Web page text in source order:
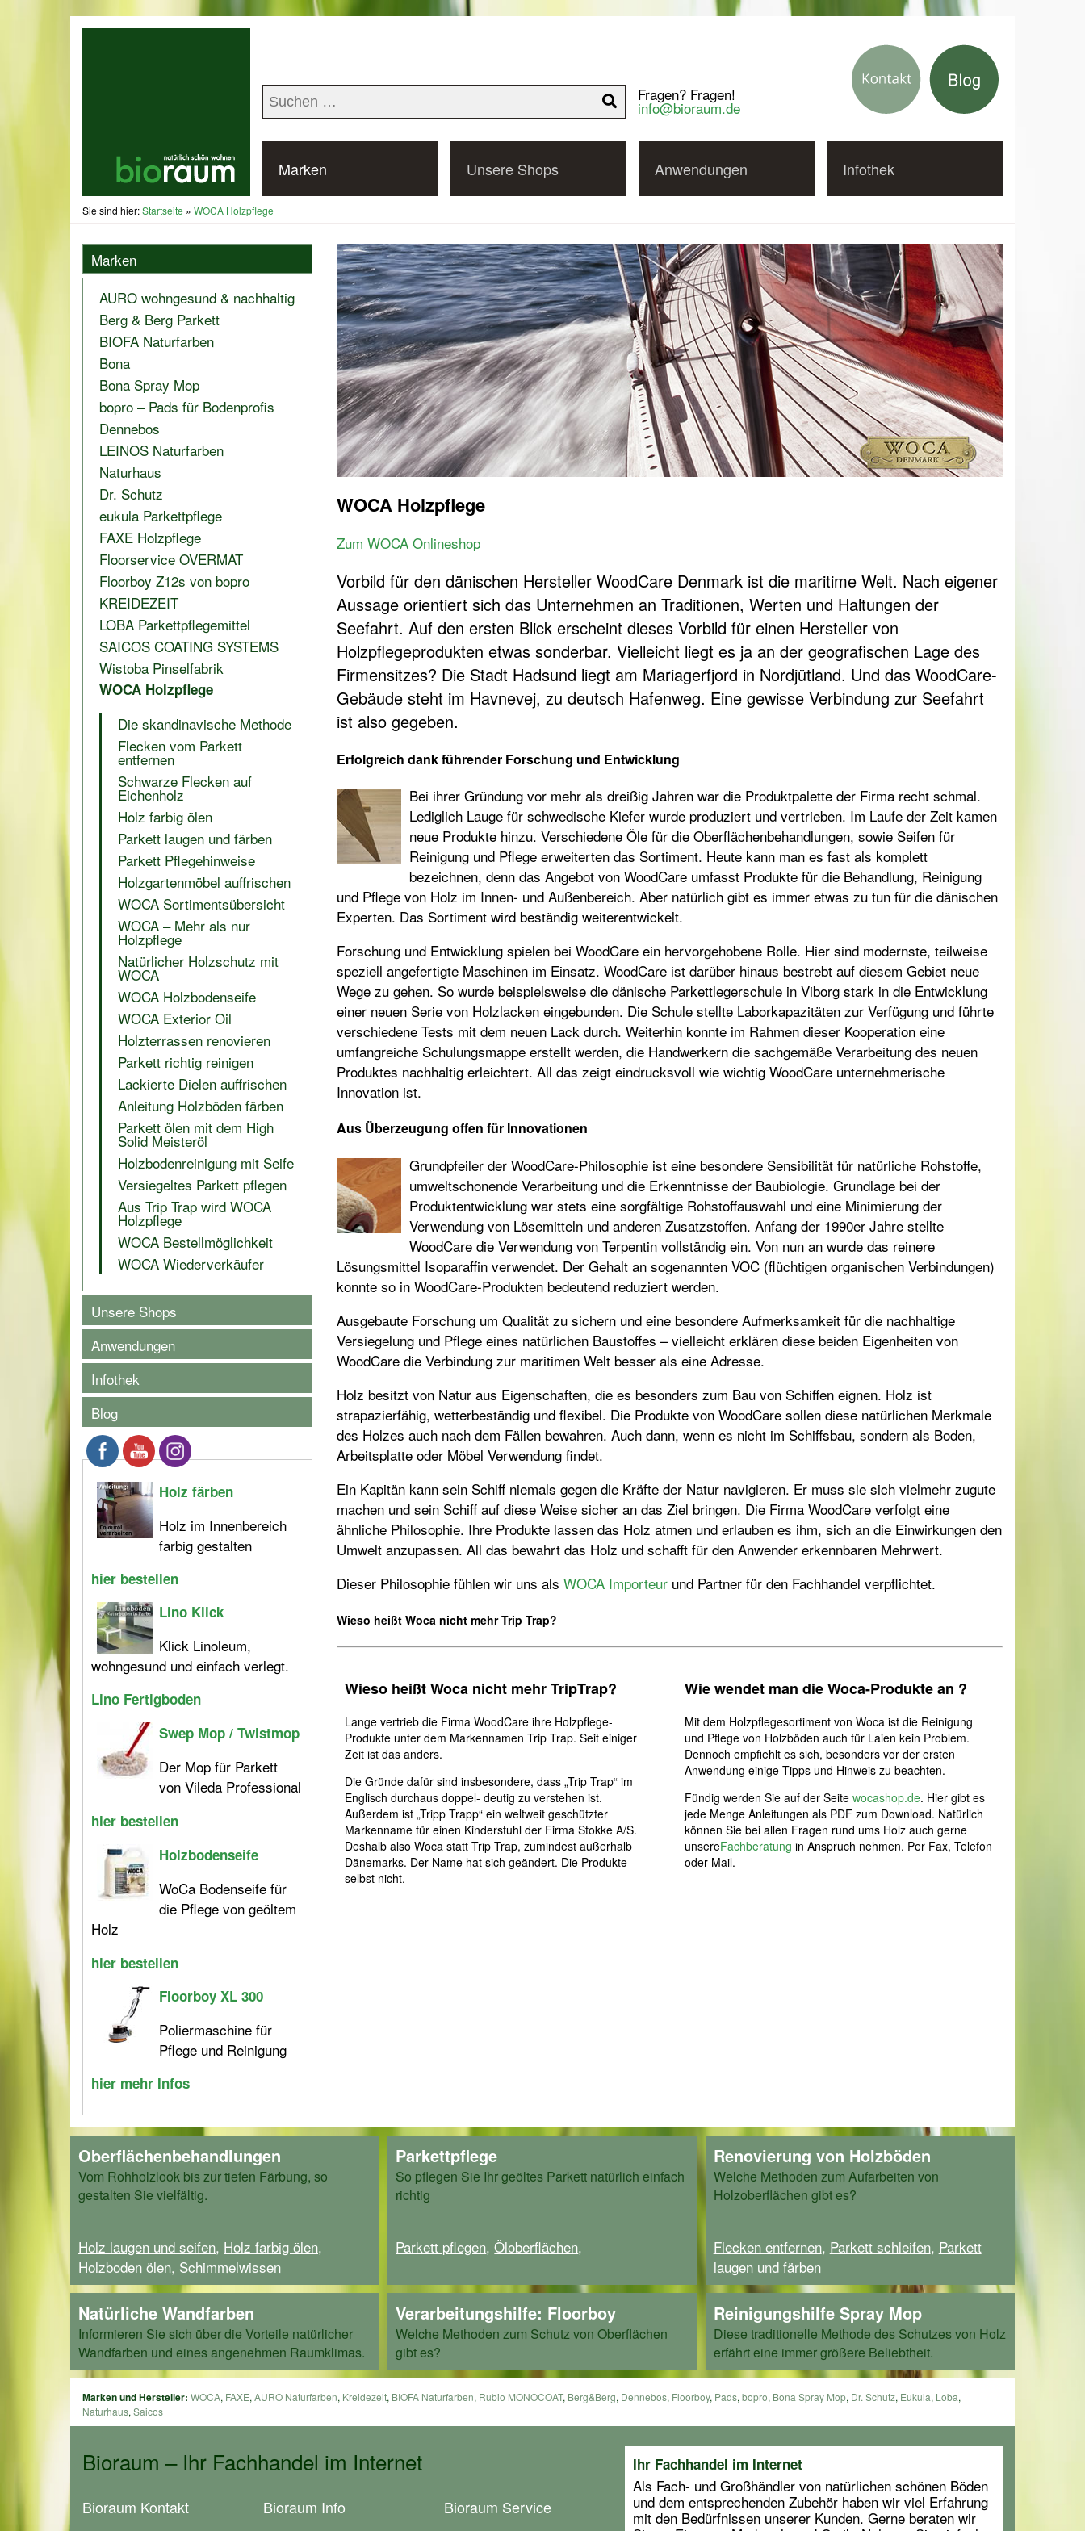
Fragen? Fragen!
info@bioraum.de
Marken Unsere Shops Anwendungen Infothek
Sie sind hier:Startseite » WOCA Holzpflege
WOCA Holzpflege
Zum WOCA Onlineshop
Vorbild für den dänischen Hersteller WoodCare Denmark ist die maritime Welt. Nach eigener
Aussage orientiert sich das Unternehmen an Traditionen, Werten und Haltungen der
Seefahrt. Auf den ersten Blick erscheint dieses Vorbild für einen Hersteller von
Holzpflegeprodukten etwas sonderbar. Vielleicht liegt es ja an der geografischen Lage des
Firmensitzes? Die Stadt Hadsund liegt am Mariagerfjord in Nordjütland. Und das WoodCare-
Gebäude steht im Havnevej, zu deutsch Hafenweg. Eine gewisse Verbindung zur Seefahrt
ist also gegeben.
Erfolgreich dank führender Forschung und Entwicklung
Bei ihrer Gründung vor mehr als dreißig Jahren war die Produktpalette der Firma recht schmal.
Lediglich Lauge für schwedische Kiefer wurde produziert und vertrieben. Im Laufe der Zeit kamen
neue Produkte hinzu. Verschiedene Öle für die Oberflächenbehandlungen, sowie Seifen für
Reinigung und Pflege erweiterten das Sortiment. Heute kann man es fast als komplett
bezeichnen, denn das Angebot von WoodCare umfasst Produkte für die Behandlung, Reinigung
und Pflege von Holz im Innen- und Außenbereich. Aber natürlich gibt es immer etwas zu tun für die dänischen
Experten. Das Sortiment wird beständig weiterentwickelt.
Forschung und Entwicklung spielen bei WoodCare ein hervorgehobene Rolle. Hier sind modernste, teilweise
speziell angefertigte Maschinen im Einsatz. WoodCare ist darüber hinaus bestrebt auf diesem Gebiet neue
Wege zu gehen. So wurde beispielsweise die dänische Parkettlegerschule in Viborg stark in die Entwicklung
einer neuen Serie von Holzlacken eingebunden. Die Schule stellte Laborkapazitäten zur Verfügung und führte
verschiedene Tests mit dem neuen Lack durch. Weiterhin konnte im Rahmen dieser Kooperation eine
umfangreiche Schulungsmappe erstellt werden, die Handwerkern die sachgemäße Verarbeitung des neuen
Produktes nachhaltig erleichtert. All das zeigt eindrucksvoll wie wichtig WoodCare unternehmerische
Innovation ist.
Aus Überzeugung offen für Innovationen
Grundpfeiler der WoodCare-Philosophie ist eine besondere Sensibilität für natürliche Rohstoffe,
umweltschonende Verarbeitung und die Erkenntnisse der Baubiologie. Grundlage bei der
Produktentwicklung war stets eine sorgfältige Rohstoffauswahl und eine Minimierung der
Verwendung von Lösemitteln und anderen Zusatzstoffen. Anfang der 1990er Jahre stellte
WoodCare die Verwendung von Terpentin vollständig ein. Von nun an wurde das reinere
Lösungsmittel Isoparaffin verwendet. Der Gehalt an sogenannten VOC (flüchtigen organischen Verbindungen)
konnte so in WoodCare-Produkten bedeutend reduziert werden.
Ausgebaute Forschung um Qualität zu sichern und eine besondere Aufmerksamkeit für die nachhaltige
Versiegelung und Pflege eines natürlichen Baustoffes – vielleicht erklären diese beiden Eigenheiten von
WoodCare die Verbindung zur maritimen Welt besser als eine Adresse.
Holz besitzt von Natur aus Eigenschaften, die es besonders zum Bau von Schiffen eignen. Holz ist
strapazierfähig, wetterbeständig und flexibel. Die Produkte von WoodCare sollen diese natürlichen Merkmale
des Holzes auch nach dem Fällen bewahren. Auch dann, wenn es nicht im Schiffsbau, sondern als Boden,
Arbeitsplatte oder Möbel Verwendung findet.
Ein Kapitän kann sein Schiff niemals gegen die Kräfte der Natur navigieren. Er muss sie sich vielmehr zugute
machen und sein Schiff auf diese Weise sicher an das Ziel bringen. Die Firma WoodCare verfolgt eine
ähnliche Philosophie. Ihre Produkte lassen das Holz atmen und erlauben es ihm, sich an die Einwirkungen den
Umwelt anzupassen. All das bewahrt das Holz und schafft für den Anwender erkennbaren Mehrwert.
Dieser Philosophie fühlen wir uns als WOCA Importeur und Partner für den Fachhandel verpflichtet.
Wieso heißt Woca nicht mehr Trip Trap?
Wieso heißt Woca nicht mehr TripTrap?
Lange vertrieb die Firma WoodCare ihre Holzpflege-
Produkte unter dem Markennamen Trip Trap. Seit einiger
Zeit ist das anders.
Die Gründe dafür sind insbesondere, dass „Trip Trap“ im
Englisch durchaus doppel- deutig zu verstehen ist.
Außerdem ist „Tripp Trapp“ ein weltweit geschützter
Markenname für einen Kinderstuhl der Firma Stokke A/S.
Deshalb also Woca statt Trip Trap, zumindest außerhalb
Dänemarks. Der Name hat sich geändert. Die Produkte
selbst nicht.
Wie wendet man die Woca-Produkte an ?
Mit dem Holzpflegesortiment von Woca ist die Reinigung
und Pflege von Holzböden auch für Laien kein Problem.
Dennoch empfiehlt es sich, besonders vor der ersten
Anwendung einige Tipps und Hinweis zu beachten.
Fündig werden Sie auf der Seite wocashop.de. Hier gibt es
jede Menge Anleitungen als PDF zum Download. Natürlich
können Sie bei allen Fragen rund ums Holz auch gerne
unsereFachberatung in Anspruch nehmen. Per Fax, Telefon
oder Mail.
Marken
AURO wohngesund & nachhaltig
Berg & Berg Parkett
BIOFA Naturfarben
Bona
Bona Spray Mop
bopro – Pads für Bodenprofis
Dennebos
LEINOS Naturfarben
Naturhaus
Dr. Schutz
eukula Parkettpflege
FAXE Holzpflege
Floorservice OVERMAT
Floorboy Z12s von bopro
KREIDEZEIT
LOBA Parkettpflegemittel
SAICOS COATING SYSTEMS
Wistoba Pinselfabrik
WOCA Holzpflege
Die skandinavische Methode
Flecken vom Parkett
entfernen
Schwarze Flecken auf
Eichenholz
Holz farbig ölen
Parkett laugen und färben
Parkett Pflegehinweise
Holzgartenmöbel auffrischen
WOCA Sortimentsübersicht
WOCA – Mehr als nur
Holzpflege
Natürlicher Holzschutz mit
WOCA
WOCA Holzbodenseife
WOCA Exterior Oil
Holzterrassen renovieren
Parkett richtig reinigen
Lackierte Dielen auffrischen
Anleitung Holzböden färben
Parkett ölen mit dem High
Solid Meisteröl
Holzbodenreinigung mit Seife
Versiegeltes Parkett pflegen
Aus Trip Trap wird WOCA
Holzpflege
WOCA Bestellmöglichkeit
WOCA Wiederverkäufer
Unsere Shops
Anwendungen
Infothek
Blog
Holz färben
Holz im Innenbereich
farbig gestalten
hier bestellen
Lino Klick
Klick Linoleum,
wohngesund und einfach verlegt.
Lino Fertigboden
Swep Mop / Twistmop
Der Mop für Parkett
von Vileda Professional
hier bestellen
Holzbodenseife
WoCa Bodenseife für
die Pflege von geöltem
Holz
hier bestellen
Floorboy XL 300
Poliermaschine für
Pflege und Reinigung
hier mehr Infos
Oberflächenbehandlungen
Vom Rohholzlook bis zur tiefen Färbung, so
gestalten Sie vielfältig.
Holz laugen und seifen, Holz farbig ölen,
Holzboden ölen, Schimmelwissen
Parkettpflege
So pflegen Sie Ihr geöltes Parkett natürlich einfach
richtig
Parkett pflegen,Öloberflächen,
Renovierung von Holzböden
Welche Methoden zum Aufarbeiten von
Holzoberflächen gibt es?
Flecken entfernen, Parkett schleifen, Parkett
laugen und färben
Natürliche Wandfarben
Informieren Sie sich über die Vorteile natürlicher
Wandfarben und eines angenehmen Raumklimas.
Verarbeitungshilfe: Floorboy
Welche Methoden zum Schutz von Oberflächen
gibt es?
Reinigungshilfe Spray Mop
Diese traditionelle Methode des Schutzes von Holz
erfährt eine immer größere Beliebtheit.
Marken und Hersteller: WOCA, FAXE, AURO Naturfarben, Kreidezeit, BIOFA Naturfarben, Rubio MONOCOAT, Berg&Berg, Dennebos, Floorboy, Pads, bopro, Bona Spray Mop, Dr. Schutz, Eukula, Loba,
Naturhaus, Saicos
Bioraum – Ihr Fachhandel im Internet
Bioraum Kontakt Bioraum Info Bioraum Service
Ihr Fachhandel im Internet
Als Fach- und Großhändler von natürlichen schönen Böden
und dem entsprechenden Zubehör haben wir viel Erfahrung
mit den Bedürfnissen unserer Kunden. Gerne beraten wir